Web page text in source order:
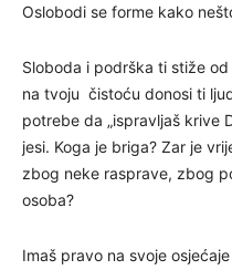
Oslobodi se forme kako
Sloboda i podrška ti stiže
na tvoju čistoću donosi ti
potrebe da „ispravljaš krive
jesi. Koga je briga? Zar je
zbog neke rasprave, zbog
osoba?
Imaš pravo na svoje